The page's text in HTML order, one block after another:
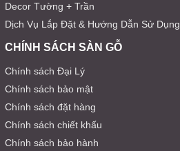
Decor Tường + Trần
Dịch Vụ Lắp Đặt & Hướng Dẫn Sử Dụng
CHÍNH SÁCH SÀN GỖ
Chính sách Đại Lý
Chính sách bảo mật
Chính sách đặt hàng
Chính sách chiết khấu
Chính sách bảo hành